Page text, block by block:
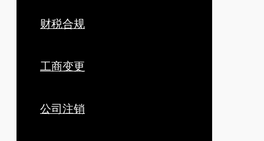
财税合规
工商变更
公司注销